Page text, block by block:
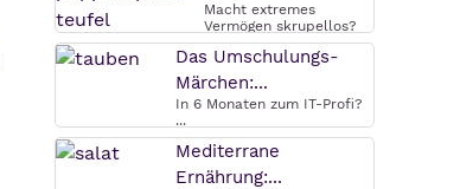
Macht extremes
Vermögen skrupellos?
Warum das ...
Das Umschulungs-
Märchen:...
In 6 Monaten zum IT-Profi?
...
Mediterrane
Ernährung:...